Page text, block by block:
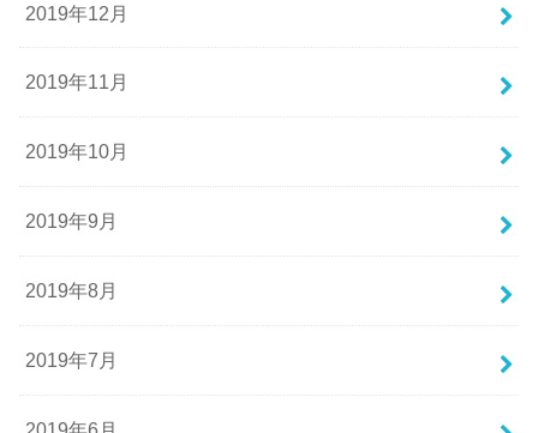
2019年12月
2019年11月
2019年10月
2019年9月
2019年8月
2019年7月